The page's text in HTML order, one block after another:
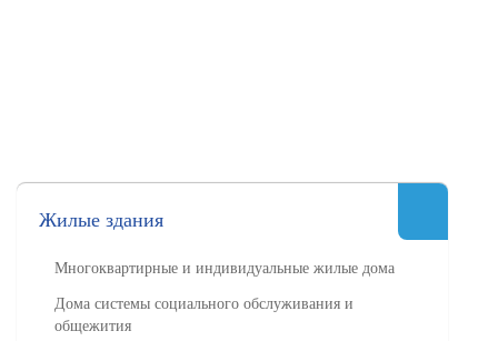
Жилые здания
Многоквартирные и индивидуальные жилые дома
Дома системы социального обслуживания и
общежития